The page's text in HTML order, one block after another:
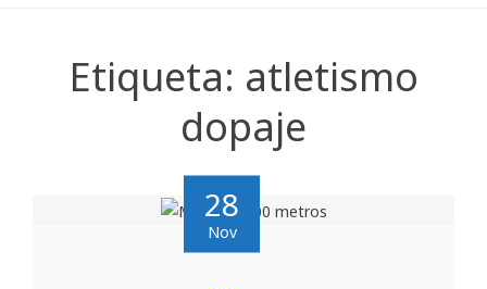
Etiqueta: atletismo
dopaje
28
Nov